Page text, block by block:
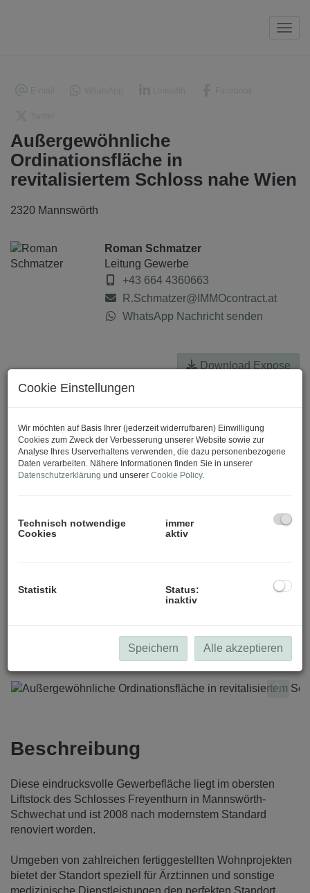
Außergewöhnliche
Ordinationsfläche in
revitalisiertem Schloss nahe Wien
2320 Mannswörth
Roman Schmatzer
Leitung Gewerbe
+43 664 4360663
R.Schmatzer@IMMOcontract.at
WhatsApp Nachricht senden
Download Expose
Beschreibung
Diese eindrucksvolle Gewerbefläche liegt im obersten
Liftstock des Schlosses Freyenthurn in Mannswörth-
Schwechat und ist 2008 nach modernstem Standard
renoviert worden.
Umgeben von zahlreichen fertiggestellten Wohnprojekten
bietet der Standort speziell für Ärzt:innen und sonstige
medizinische Dienstleistungen den perfekten Standort.
Cookie Einstellungen
Wir möchten auf Basis Ihrer (jederzeit widerrufbaren) Einwilligung
Cookies zum Zweck der Verbesserung unserer Website sowie zur
Analyse Ihres Userverhaltens verwenden, die dazu personenbezogene
Daten verarbeiten. Nähere Informationen finden Sie in unserer
Datenschutzerklärung und unserer Cookie Policy.
Technisch notwendige
Cookies
immer
aktiv
Statistik
Status:
inaktiv
Speichern Alle akzeptieren